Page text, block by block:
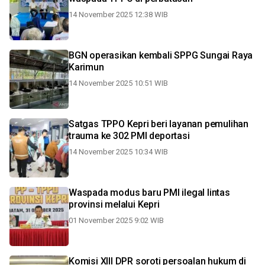
14 November 2025 12:38 WIB
BGN operasikan kembali SPPG Sungai Raya
Karimun
14 November 2025 10:51 WIB
Satgas TPPO Kepri beri layanan pemulihan
trauma ke 302 PMI deportasi
14 November 2025 10:34 WIB
Waspada modus baru PMI ilegal lintas
provinsi melalui Kepri
01 November 2025 9:02 WIB
Komisi XIII DPR soroti persoalan hukum di